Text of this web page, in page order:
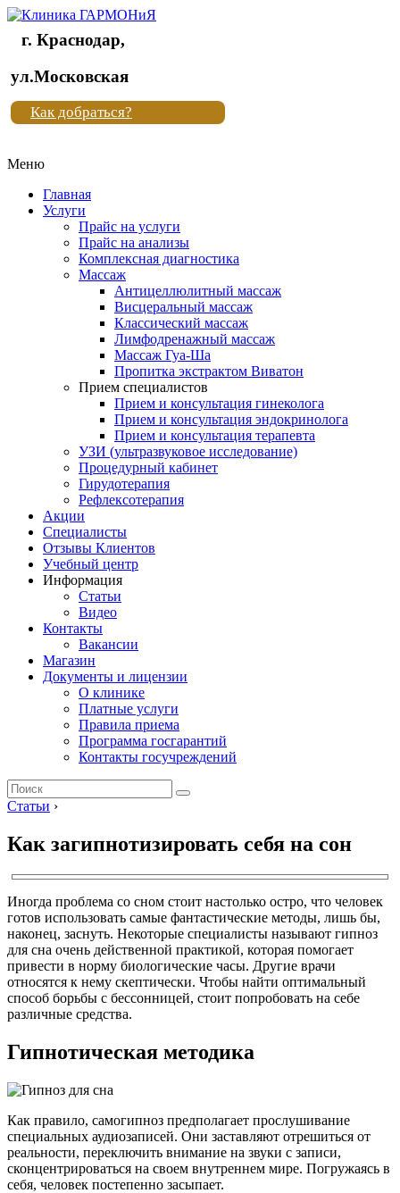
Клиника
"Новая
жизнь"
Клиника
жизнь"
г. Краснодар,
ул.Московская
Как добраться?
Меню
Главная
Услуги
Прайс на услуги
Прайс на анализы
Комплексная диагностика
Массаж
Антицеллюлитный массаж
Висцеральный массаж
Классический массаж
Лимфодренажный массаж
Массаж Гуа-Ша
Пропитка экстрактом Виватон
Прием специалистов
Прием и консультация гинеколога
Прием и консультация эндокринолога
Прием и консультация терапевта
УЗИ (ультразвуковое исследование)
Процедурный кабинет
Гирудотерапия
Рефлексотерапия
Акции
Специалисты
Отзывы Клиентов
Учебный центр
Информация
Статьи
Видео
Контакты
Вакансии
Магазин
Документы и лицензии
О клинике
Платные услуги
Правила приема
Программа госгарантий
Контакты госучреждений
Статьи ›
Как загипнотизировать себя на сон
Иногда проблема со сном стоит настолько остро, что человек
готов использовать самые фантастические методы, лишь бы,
наконец, заснуть. Некоторые специалисты называют гипноз
для сна очень действенной практикой, которая помогает
привести в норму биологические часы. Другие врачи
относятся к нему скептически. Чтобы найти оптимальный
способ борьбы с бессонницей, стоит попробовать на себе
различные средства.
Гипнотическая методика
Как правило, самогипноз предполагает прослушивание
специальных аудиозаписей. Они заставляют отрешиться от
реальности, переключить внимание на звуки с записи,
сконцентрироваться на своем внутреннем мире. Погружаясь в
себя, человек постепенно засыпает.